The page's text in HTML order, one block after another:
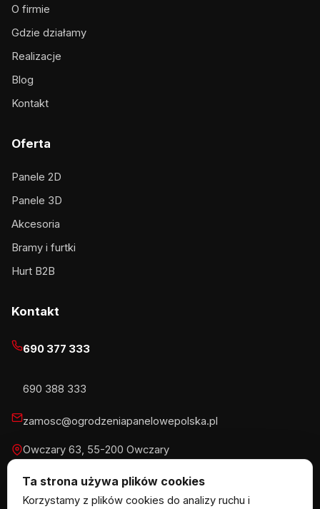
Ta strona używa plików cookies
Korzystamy z plików cookies do analizy ruchu i
O firmie
Gdzie działamy
Realizacje
Blog
Kontakt
Oferta
Panele 2D
Panele 3D
Akcesoria
Bramy i furtki
Hurt B2B
Kontakt
690 377 333
690 388 333
zamosc@ogrodzeniapanelowepolska.pl
Owczary 63, 55-200 Owczary
Pn-Pt 8-16, Sb 8-13:30